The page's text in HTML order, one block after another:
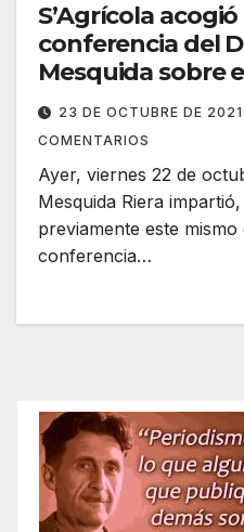
S’Agrícola
conferencia del
Mesquida sobre
23 DE OCTUBRE DE 2021
COMENTARIOS
Ayer, viernes 22 de
Mesquida Riera
previamente este mismo
conferencia…